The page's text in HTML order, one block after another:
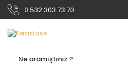
0 532 303 73 70